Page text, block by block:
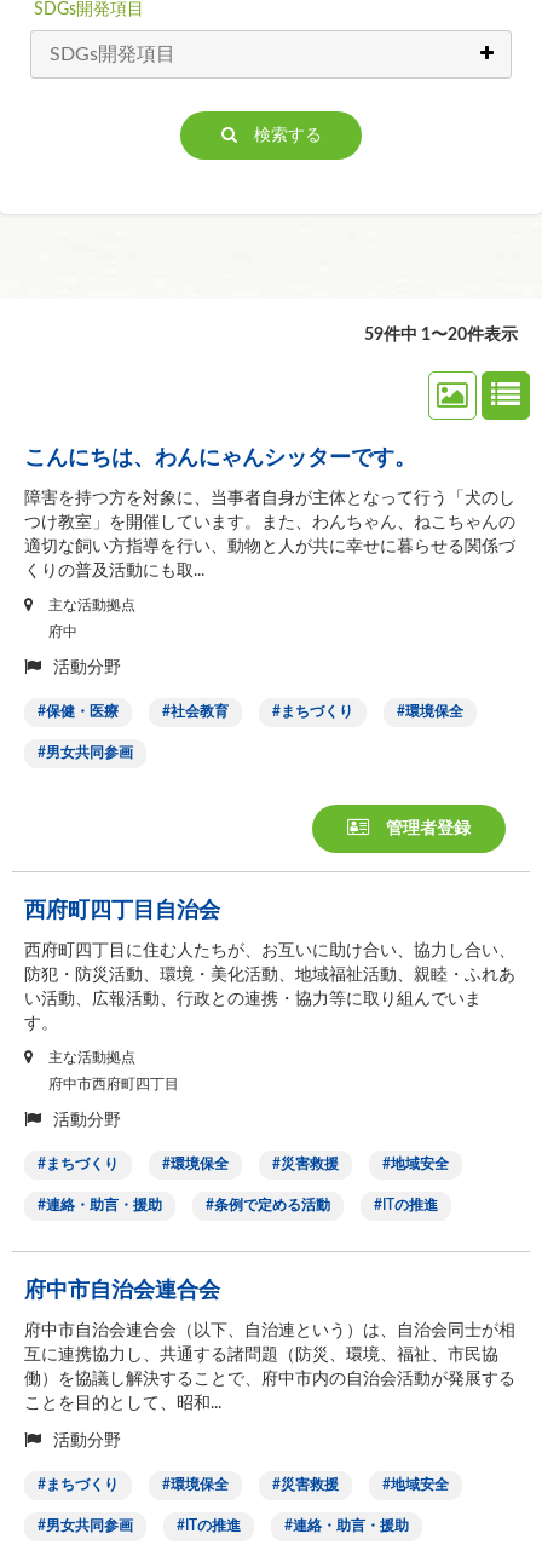
SDGs開発項目
検索する
59件中 1〜20件表示
こんにちは、わんにゃんシッターです。
障害を持つ方を対象に、当事者自身が主体となって行う「犬のし
つけ教室」を開催しています。また、わんちゃん、ねこちゃんの
適切な飼い方指導を行い、動物と人が共に幸せに暮らせる関係づ
くりの普及活動にも取...
主な活動拠点
府中
活動分野
保健・医療 社会教育 まちづくり 環境保全
男女共同参画
管理者登録
西府町四丁目自治会
西府町四丁目に住む人たちが、お互いに助け合い、協力し合い、
防犯・防災活動、環境・美化活動、地域福祉活動、親睦・ふれあ
い活動、広報活動、行政との連携・協力等に取り組んでいま
す。
主な活動拠点
府中市西府町四丁目
活動分野
まちづくり 環境保全 災害救援 地域安全
連絡・助言・援助 条例で定める活動 ITの推進
府中市自治会連合会
府中市自治会連合会（以下、自治連という）は、自治会同士が相
互に連携協力し、共通する諸問題（防災、環境、福祉、市民協
働）を協議し解決することで、府中市内の自治会活動が発展する
ことを目的として、昭和...
活動分野
まちづくり 環境保全 災害救援 地域安全
男女共同参画 ITの推進 連絡・助言・援助